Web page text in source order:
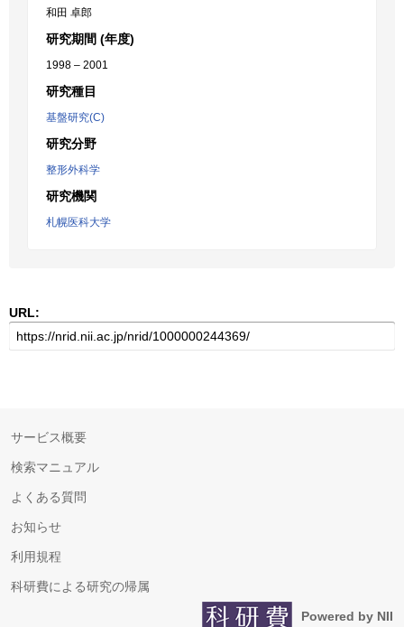
和田 卓郎
研究期間 (年度)
1998 – 2001
研究種目
基盤研究(C)
研究分野
整形外科学
研究機関
札幌医科大学
URL:
サービス概要
検索マニュアル
よくある質問
お知らせ
利用規程
科研費による研究の帰属
Powered by NII